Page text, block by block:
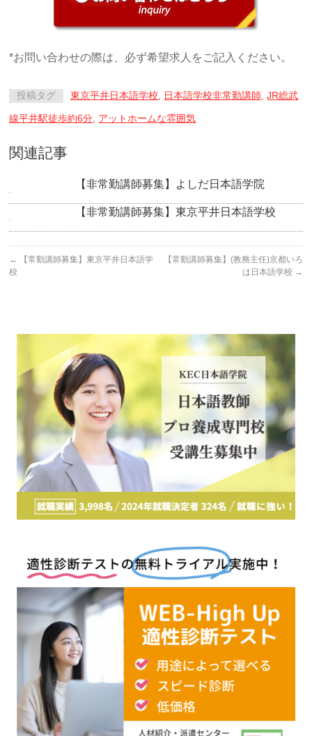
*お問い合わせの際は、必ず希望求人をご記入ください。
投稿タグ 東京平井日本語学校, 日本語学校非常勤講師,JR総武
線平井駅徒歩約6分, アットホームな雰囲気
関連記事
【非常勤講師募集】よしだ日本語学院
【非常勤講師募集】東京平井日本語学校
←
【常勤講師募集】東京平井日本語学
校
【常勤講師募集】(教務主任)京都いろ
は日本語学校 →